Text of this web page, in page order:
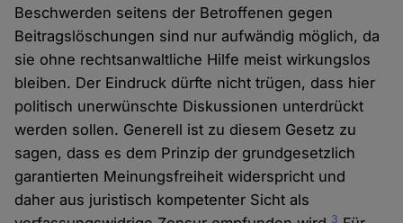
Beschwerden seitens der Betroffenen gegen
Beitragslöschungen sind nur aufwändig möglich, da
sie ohne rechtsanwaltliche Hilfe meist wirkungslos
bleiben. Der Eindruck dürfte nicht trügen, dass hier
politisch unerwünschte Diskussionen unterdrückt
werden sollen. Generell ist zu diesem Gesetz zu
sagen, dass es dem Prinzip der grundgesetzlich
garantierten Meinungsfreiheit widerspricht und
daher aus juristisch kompetenter Sicht als
3